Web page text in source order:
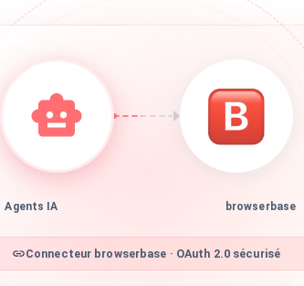
Agents IA browserbase
Connecteur browserbase · OAuth 2.0 sécurisé